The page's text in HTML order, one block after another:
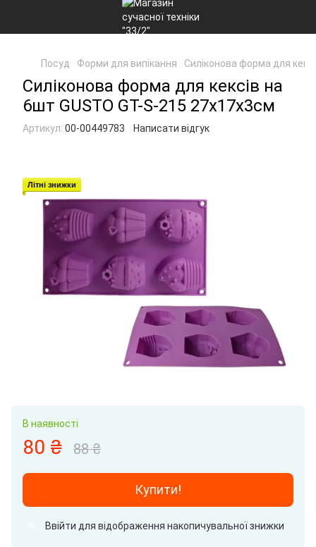
Посуд Форми для випікання Силіконова форма для
Силіконова форма для кексів на
6шт GUSTO GT-S-215 27х17х3см
Артикул: 00-00449783 Написати відгук
Літні знижки
В наявності
80 ₴ 88 ₴
Купити!
Ввійти для відображення накопичувальної знижки